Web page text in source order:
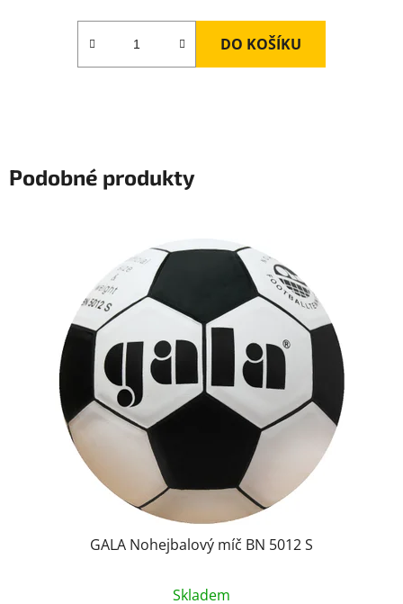
DO KOŠÍKU
Podobné produkty
GALA Nohejbalový míč BN 5012 S
Skladem